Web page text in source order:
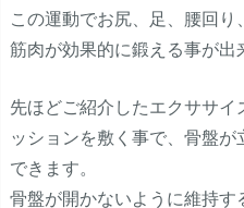
この運動でお尻、足、腰回
筋肉が効果的に鍛える事が出
先ほどご紹介したエクササ
ッションを敷く事で、骨盤
できます。
骨盤が開かないように維持